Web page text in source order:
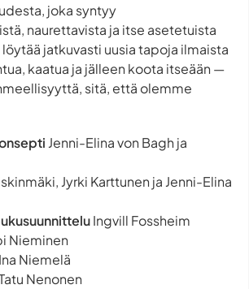
joka syntyy
naurettavista ja itse asetetuista
löytää jatkuvasti uusia tapoja ilmaista
kaatua ja jälleen koota itseään —
sitä, että olemme
Jenni-Elina von Bagh ja
Jyrki Karttunen ja Jenni-Elina
Ingvill Fossheim
Nieminen
Ina Niemelä
Nenonen